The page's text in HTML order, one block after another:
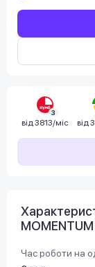
3
від 3813/міс від
Час роботи на